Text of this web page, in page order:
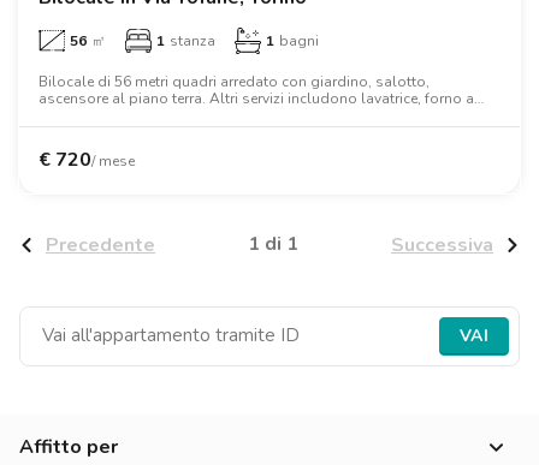
56 ㎡ 1 stanza 1 bagni
Bilocale di 56 metri quadri arredato con giardino, salotto,
ascensore al piano terra. Altri servizi includono lavatrice, forno a
€ 720/ mese
Precedente 1 di 1 Successiva
VAI
Affitto per